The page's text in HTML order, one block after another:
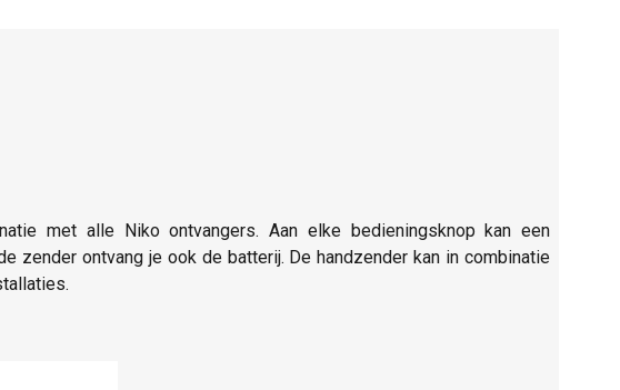
met alle Niko ontvangers. Aan elke bedieningsknop kan een
zender ontvang je ook de batterij. De handzender kan in combinatie